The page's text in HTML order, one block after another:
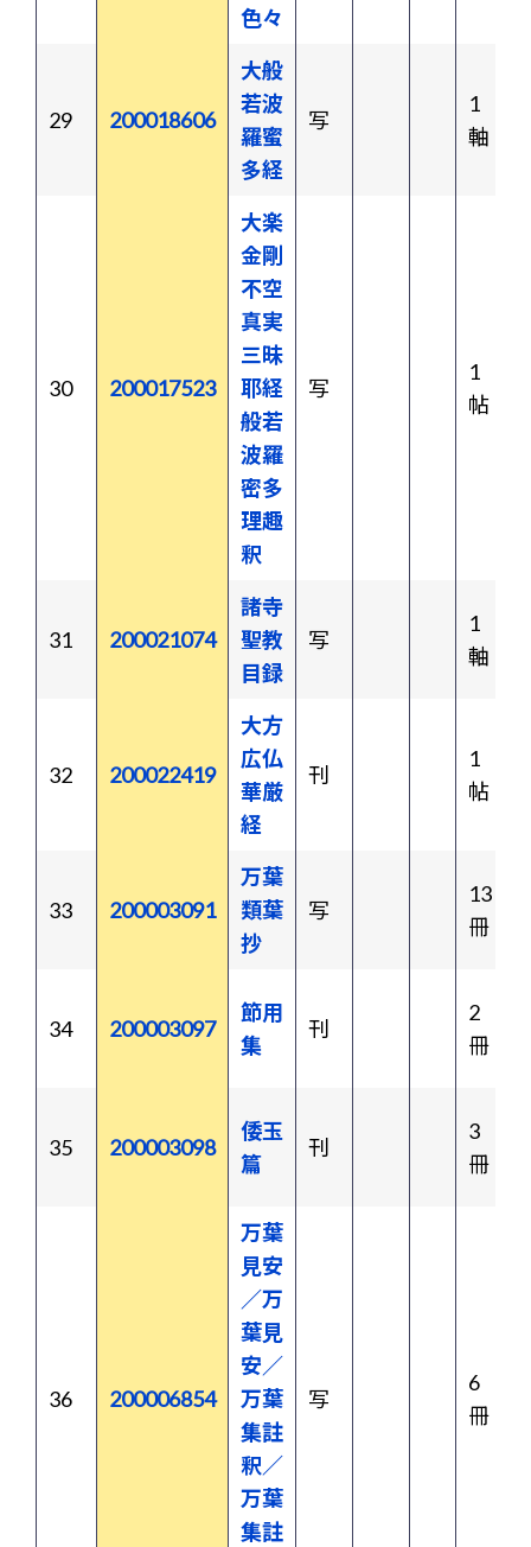
色々
29 200018606
大般
若波
羅蜜
多経
写
1
軸
30 200017523
大楽
金剛
不空
真実
三昧
耶経
般若
波羅
密多
理趣
釈
写
1
帖
31 200021074
諸寺
聖教
目録
写
1
軸
32 200022419
大方
広仏
華厳
経
刊
1
帖
33 200003091
万葉
類葉
抄
写
13
冊
34 200003097
節用
集
刊
2
冊
35 200003098
倭玉
篇
刊
3
冊
36 200006854
万葉
見安
／万
葉見
安／
万葉
集註
釈／
万葉
集註
写
6
冊